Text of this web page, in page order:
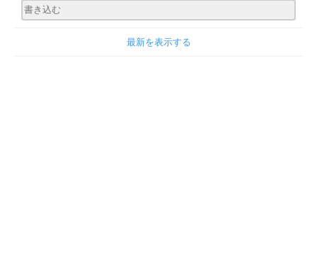
最新を表示する